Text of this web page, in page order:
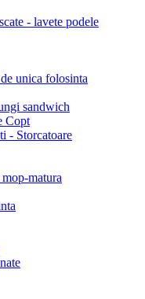
- lavete podele
unica folosinta
sandwich
Copt
- Storcatoare
matura